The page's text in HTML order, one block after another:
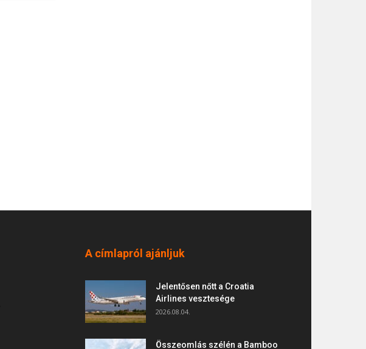
A címlapról ajánljuk
Jelentősen nőtt a Croatia
Airlines vesztesége
2026.08.04.
Összeomlás szélén a Bamboo